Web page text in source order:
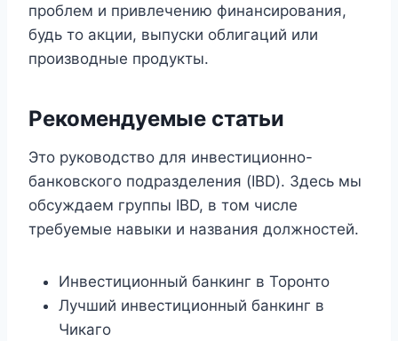
проблем и привлечению финансирования,
будь то акции, выпуски облигаций или
производные продукты.
Рекомендуемые статьи
Это руководство для инвестиционно-
банковского подразделения (IBD). Здесь мы
обсуждаем группы IBD, в том числе
требуемые навыки и названия должностей.
Инвестиционный банкинг в Торонто
Лучший инвестиционный банкинг в
Чикаго